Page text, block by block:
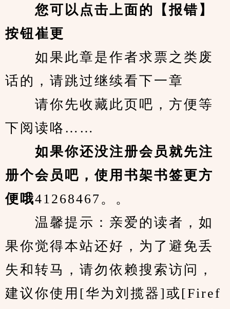
您可以点击上面的【报错】
按钮崔更
如果此章是作者求票之类废
话的，请跳过继续看下一章
请你先收藏此页吧，方便等
下阅读咯……
如果你还没注册会员就先注
册个会员吧，使用书架书签更方
便哦41268467。。
温馨提示：亲爱的读者，如
果你觉得本站还好，为了避免丢
失和转马，请勿依赖搜索访问，
建议你使用[华为刘揽器]或[Firef